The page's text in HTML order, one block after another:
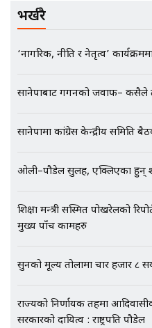
गायब
भर्खरै
‘नागरिक, नीति र नेतृत्व’
सानेपाबाट गगनको जवाफ– कसैले
सानेपामा कांग्रेस केन्द्रीय समिति
ओली–पौडेल सुलह, एक्लिएका हुन्
शिक्षा मन्त्री सस्मित पोखरेलको
मुख्य पाँच कामहरु
सुनको मूल्य तोलामा चार हजार ८
राज्यको निर्णायक तहमा
सरकारको दायित्व : राष्ट्रपति पौडेल